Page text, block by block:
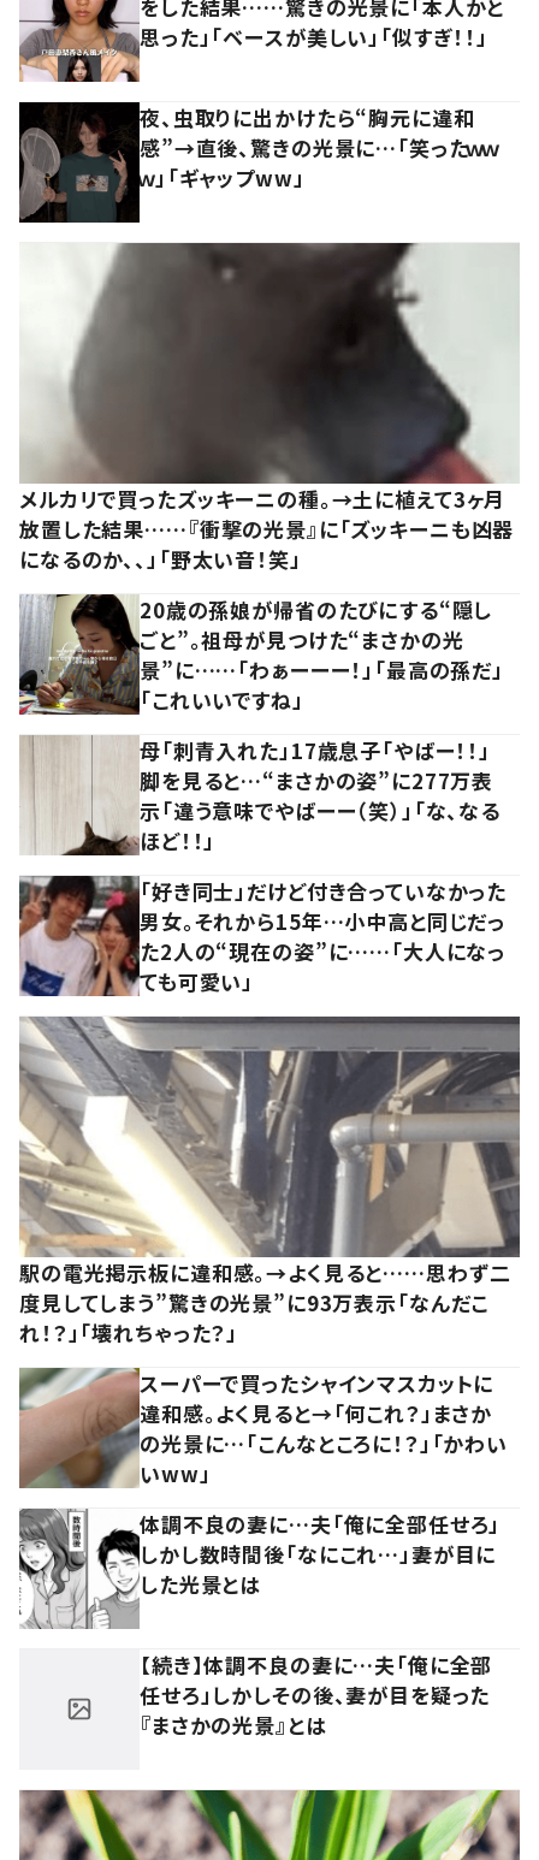
をした結果……驚きの光景に「本人かと
思った」「ベースが美しい」「似すぎ！！」
夜、虫取りに出かけたら“胸元に違和
感”→直後、驚きの光景に…「笑ったｗｗ
ｗ」「ギャップww」
メルカリで買ったズッキーニの種。→土に植えて3ヶ月
放置した結果……『衝撃の光景』に「ズッキーニも凶器
になるのか、、」「野太い音！笑」
20歳の孫娘が帰省のたびにする“隠し
ごと”。祖母が見つけた“まさかの光
景”に……「わぁーーー！」「最高の孫だ」
「これいいですね」
母「刺青入れた」17歳息子「やばー！！」
脚を見ると…“まさかの姿”に277万表
示「違う意味でやばーー（笑）」「な、なる
ほど！！」
「好き同士」だけど付き合っていなかった
男女。それから15年…小中高と同じだっ
た2人の“現在の姿”に……「大人になっ
ても可愛い」
駅の電光掲示板に違和感。→よく見ると……思わず二
度見してしまう”驚きの光景”に93万表示「なんだこ
れ！？」「壊れちゃった？」
スーパーで買ったシャインマスカットに
違和感。よく見ると→「何これ？」まさか
の光景に…「こんなところに！？」「かわい
いww」
体調不良の妻に…夫「俺に全部任せろ」
しかし数時間後「なにこれ…」妻が目に
した光景とは
【続き】体調不良の妻に…夫「俺に全部
任せろ」しかしその後、妻が目を疑った
『まさかの光景』とは